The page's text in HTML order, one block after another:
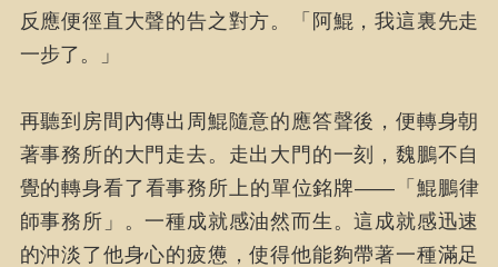
反應便徑直大聲的告之對方。「阿鯤，我這裏先走
一步了。」
再聽到房間內傳出周鯤隨意的應答聲後，便轉身朝
著事務所的大門走去。走出大門的一刻，魏鵬不自
覺的轉身看了看事務所上的單位銘牌——「鯤鵬律
師事務所」。一種成就感油然而生。這成就感迅速
的沖淡了他身心的疲憊，使得他能夠帶著一種滿足